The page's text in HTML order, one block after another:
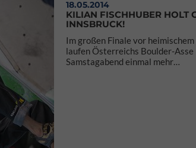
18.05.2014
KILIAN FISCHHUBER HOLT
INNSBRUCK!
Im großen Finale vor
laufen Österreichs Boulder-Asse
Samstagabend einmal mehr…